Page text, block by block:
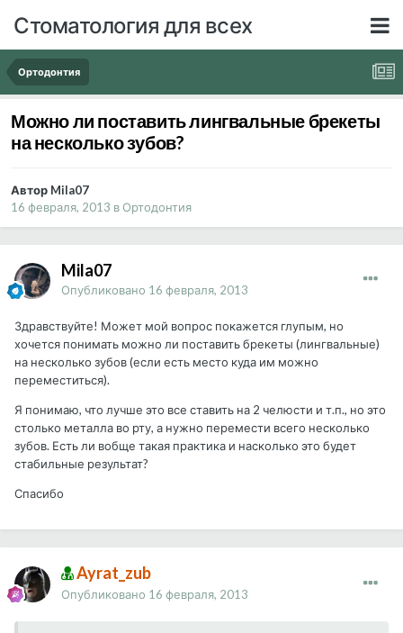
Стоматология для всех
Ортодонтия
Можно ли поставить лингвальные брекеты
на несколько зубов?
Автор Mila07
16 февраля, 2013 в Ортодонтия
Mila07
Опубликовано 16 февраля, 2013
Здравствуйте! Может мой вопрос покажется глупым, но
хочется понимать можно ли поставить брекеты (лингвальные)
на несколько зубов (если есть место куда им можно
переместиться).
Я понимаю, что лучше это все ставить на 2 челюсти и т.п., но это
столько металла во рту, а нужно перемести всего несколько
зубов. Есть ли вобще такая практика и насколько это будет
стабильные результат?
Спасибо
Ayrat_zub
Опубликовано 16 февраля, 2013